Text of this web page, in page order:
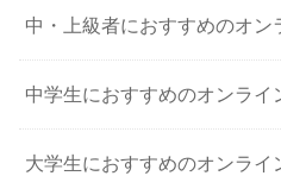
中・上級者におすすめのオン
中学生におすすめのオンライ
大学生におすすめのオンライ